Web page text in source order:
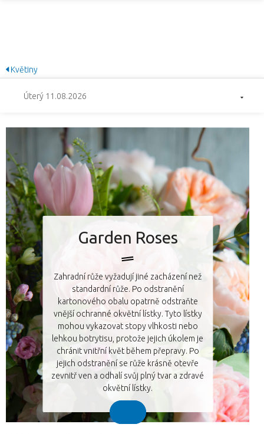
Květiny
Úterý 11.08.2026
Garden Roses
Zahradní růže vyžadují jiné zacházení než
standardní růže. Po odstranění
kartonového obalu opatrně odstraňte
vnější ochranné okvětní lístky. Tyto lístky
mohou vykazovat stopy vlhkosti nebo
lehkou botrytisu, protože jejich úkolem je
chránit vnitřní květ během přepravy. Po
jejich odstranění se růže krásně otevře
zevnitř ven a odhalí svůj plný tvar a zdravé
okvětní lístky.